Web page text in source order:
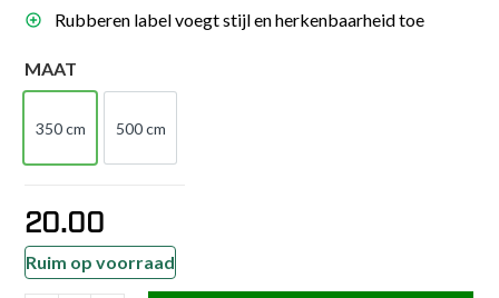
Rubberen label voegt stijl en herkenbaarheid toe
MAAT
350 cm
350 cm
500 cm
500 cm
20.00
Ruim op voorraad